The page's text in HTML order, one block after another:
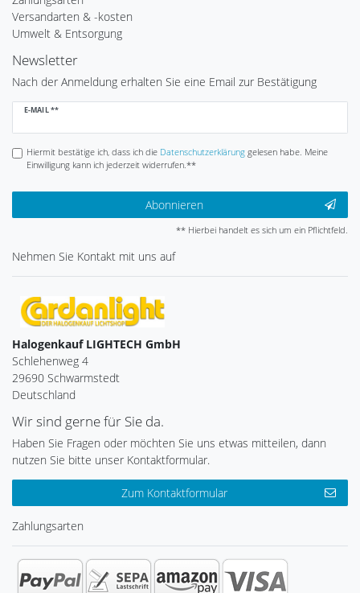
Versandarten & -kosten
Umwelt & Entsorgung
Newsletter
Nach der Anmeldung erhalten Sie eine Email zur Bestätigung
E-MAIL **
Newsletter
Hiermit bestätige ich, dass ich die Daten­schutz­erklärunggelesen habe. Meine
Einwilligung kann ich jederzeit widerrufen.**
Abonnieren
** Hierbei handelt es sich um ein Pflichtfeld.
Nehmen Sie Kontakt mit uns auf
Halogenkauf LIGHTECH GmbH
Schlehenweg 4
29690 Schwarmstedt
Deutschland
Wir sind gerne für Sie da.
Haben Sie Fragen oder möchten Sie uns etwas mitteilen, dann
nutzen Sie bitte unser Kontaktformular.
Zum Kontaktformular
Zahlungsarten